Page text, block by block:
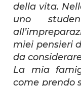
della vita.
uno
miei pensieri
da
La mia
come prendo